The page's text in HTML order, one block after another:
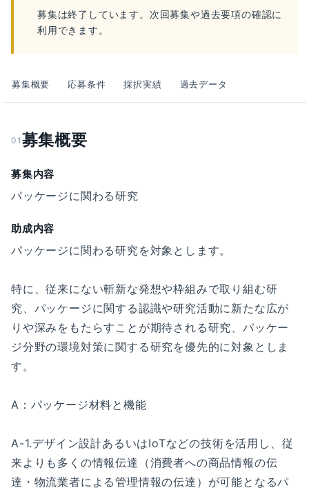
募集は終了しています。次回募集や過去要項の確認に
利用できます。
募集概要 応募条件 採択実績 過去データ
01 募集概要
募集内容
パッケージに関わる研究
助成内容
パッケージに関わる研究を対象とします。
特に、従来にない斬新な発想や枠組みで取り組む研
究、パッケージに関する認識や研究活動に新たな広が
りや深みをもたらすことが期待される研究、パッケー
ジ分野の環境対策に関する研究を優先的に対象としま
す。
A：パッケージ材料と機能
A-1.デザイン設計あるいはIoTなどの技術を活用し、従
来よりも多くの情報伝達（消費者への商品情報の伝
達・物流業者による管理情報の伝達）が可能となるパ